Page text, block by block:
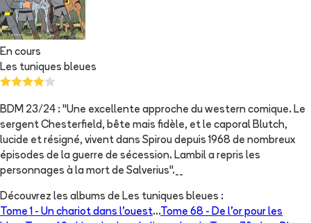
En cours
Les tuniques bleues
BDM 23/24 : "Une excellente approche du western comique. Le
sergent Chesterfield, bête mais fidèle, et le caporal Blutch,
lucide et résigné, vivent dans Spirou depuis 1968 de nombreux
épisodes de la guerre de sécession. Lambil a repris les
personnages à la mort de Salverius".__
Découvrez les albums de Les tuniques bleues :
Tome 1 - Un chariot dans l'ouest...Tome 68 - De l'or pour les